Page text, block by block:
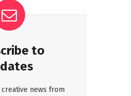
to
news from